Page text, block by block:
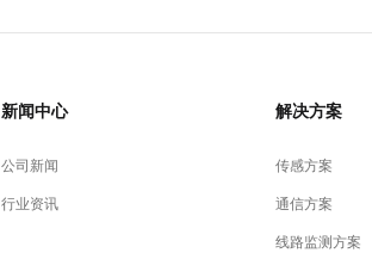
新闻中心
公司新闻
行业资讯
解决方案
传感方案
通信方案
线路监测方案